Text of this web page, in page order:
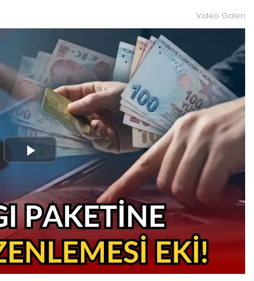
Video Galeri
Play
Video